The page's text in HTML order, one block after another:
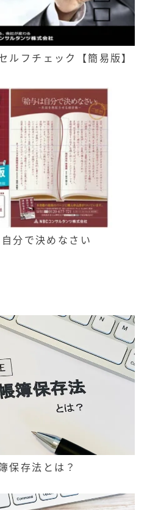
ルフチェック【簡易版】
分で決めなさい
保存法とは？